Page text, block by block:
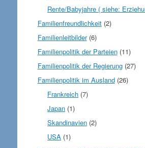
Rente/Babyjahre ( siehe:
Familienfreundlichkeit(2)
Familienleitbilder(6)
Familienpolitik der Parteien(11)
Familienpolitik der Regierung(27)
Familienpolitik im Ausland(26)
Frankreich (7)
Japan (1)
Skandinavien (2)
USA (1)